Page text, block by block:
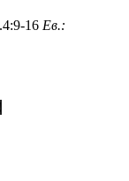
16 Ев.: